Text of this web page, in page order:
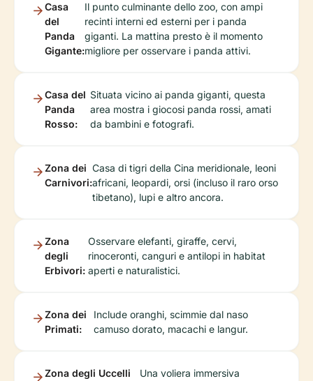
Casa
del
Panda
Gigante:
Il punto culminante dello zoo, con ampi
recinti interni ed esterni per i panda
giganti. La mattina presto è il momento
migliore per osservare i panda attivi.
Casa del
Panda
Rosso:
Situata vicino ai panda giganti, questa
area mostra i giocosi panda rossi, amati
da bambini e fotografi.
Zona dei
Carnivori:
Casa di tigri della Cina meridionale, leoni
africani, leopardi, orsi (incluso il raro orso
tibetano), lupi e altro ancora.
Zona
degli
Erbivori:
Osservare elefanti, giraffe, cervi,
rinoceronti, canguri e antilopi in habitat
aperti e naturalistici.
Zona dei
Primati:
Include oranghi, scimmie dal naso
camuso dorato, macachi e langur.
Zona degli Uccelli
Una voliera immersiva